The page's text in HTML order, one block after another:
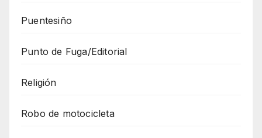
Puentesiño
Punto de Fuga/Editorial
Religión
Robo de motocicleta